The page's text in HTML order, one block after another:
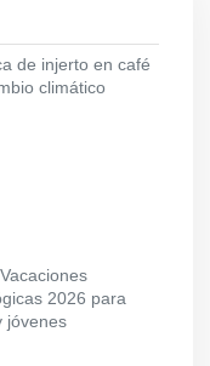
de injerto en café
climático
2026 para
jóvenes